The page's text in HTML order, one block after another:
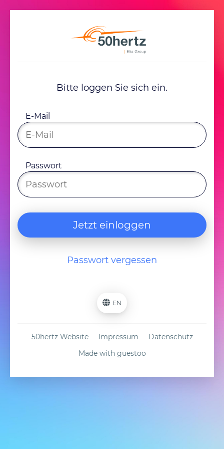
Bitte loggen Sie sich ein.
E-Mail
Passwort
Jetzt einloggen
Passwort vergessen
EN
50hertz Website Impressum
Datenschutz
Made with guestoo